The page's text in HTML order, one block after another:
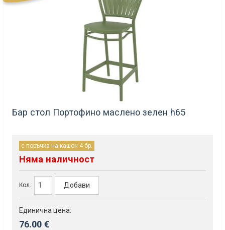
Бар стол Портофино маслено зелен h65
с поръчка на кашон 4 бр.
Няма наличност
Кол.: Добави
Единична цена:
76.00 €